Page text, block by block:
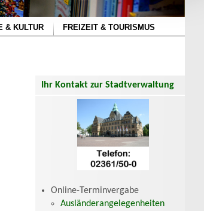
& KULTUR FREIZEIT & TOURISMUS
Ihr Kontakt zur Stadtverwaltung
Online-Terminvergabe
Ausländerangelegenheiten